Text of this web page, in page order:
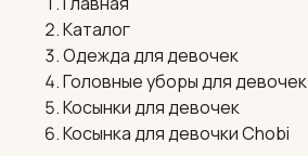
Каталог
Одежда для девочек
Головные уборы для девочек
Косынки для девочек
Косынка для девочки Chobi